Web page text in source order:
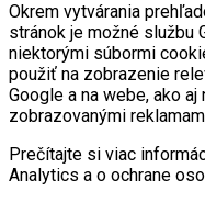
Okrem vytvárania
stránok je možné službu
niektorými súbormi
použiť na zobrazenie
Google a na webe, ako
zobrazovanými
Prečítajte si viac
Analytics a o ochrane